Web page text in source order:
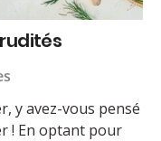
y avez-vous pensé
! En optant pour